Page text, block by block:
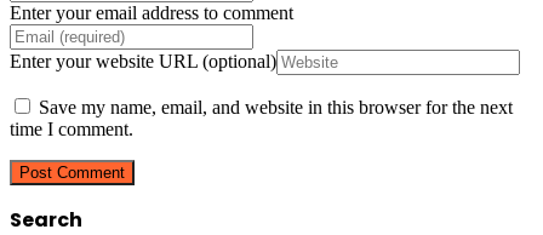
Enter your email address to comment
Enter your website URL (optional)
Save my name, email, and website in this browser for the next
time I comment.
Search